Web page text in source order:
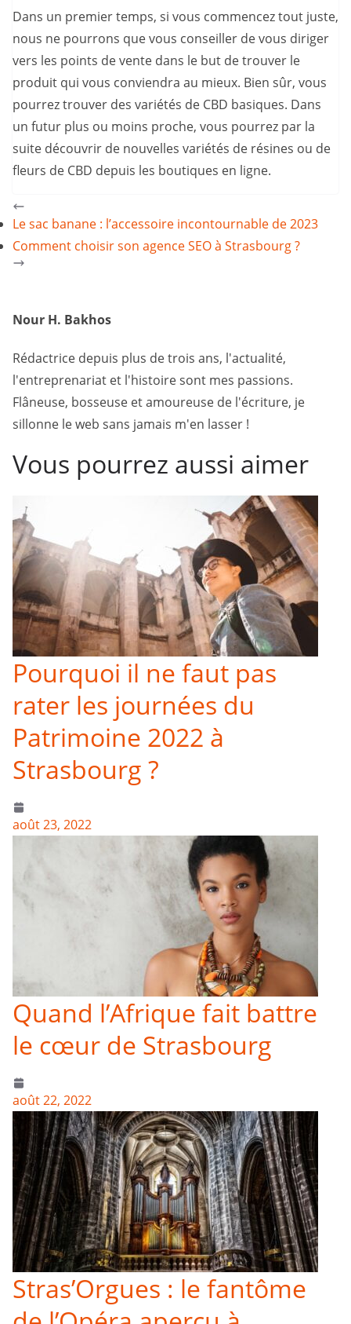
Dans un premier temps, si vous commencez tout juste,
nous ne pourrons que vous conseiller de vous diriger
vers les points de vente dans le but de trouver le
produit qui vous conviendra au mieux. Bien sûr, vous
pourrez trouver des variétés de CBD basiques. Dans
un futur plus ou moins proche, vous pourrez par la
suite découvrir de nouvelles variétés de résines ou de
fleurs de CBD depuis les boutiques en ligne.
Le sac banane : l’accessoire incontournable de 2023
Comment choisir son agence SEO à Strasbourg ?
Nour H. Bakhos
Rédactrice depuis plus de trois ans, l'actualité,
l'entreprenariat et l'histoire sont mes passions.
Flâneuse, bosseuse et amoureuse de l'écriture, je
sillonne le web sans jamais m'en lasser !
Vous pourrez aussi aimer
Pourquoi il ne faut pas
rater les journées du
Patrimoine 2022 à
Strasbourg ?
août 23, 2022
Quand l’Afrique fait battre
le cœur de Strasbourg
août 22, 2022
Stras’Orgues : le fantôme